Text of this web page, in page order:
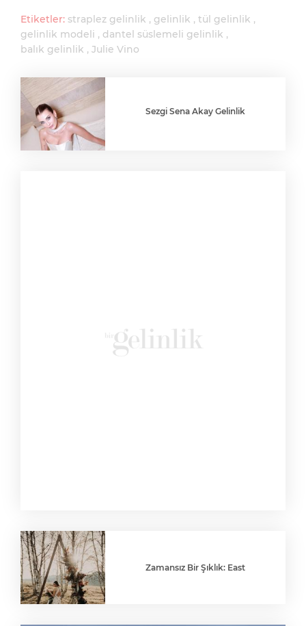
Etiketler: straplez gelinlik gelinlik
tül gelinlik
gelinlik modeli
dantel süslemeli gelinlik
balık gelinlik
Julie Vino
Sezgi Sena Akay Gelinlik
Zamansız Bir Şıklık: East